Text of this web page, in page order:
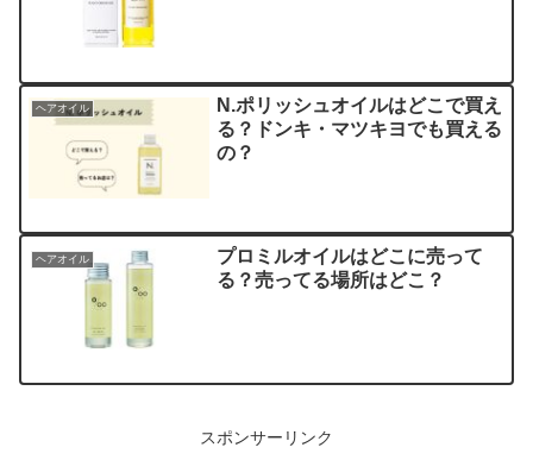
ヘアオイル
N.ポリッシュオイルはどこで買え
る？ドンキ・マツキヨでも買える
の？
ヘアオイル
プロミルオイルはどこに売って
る？売ってる場所はどこ？
スポンサーリンク